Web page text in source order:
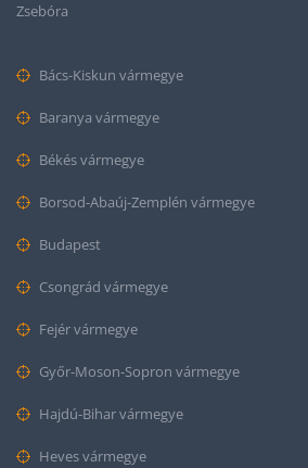
Zsebóra
Bács-Kiskun vármegye
Baranya vármegye
Békés vármegye
Borsod-Abaúj-Zemplén vármegye
Budapest
Csongrád vármegye
Fejér vármegye
Győr-Moson-Sopron vármegye
Hajdú-Bihar vármegye
Heves vármegye